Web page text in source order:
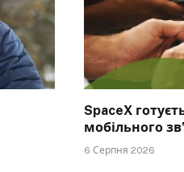
SpaceX
мобільного
6 Серпня 2026